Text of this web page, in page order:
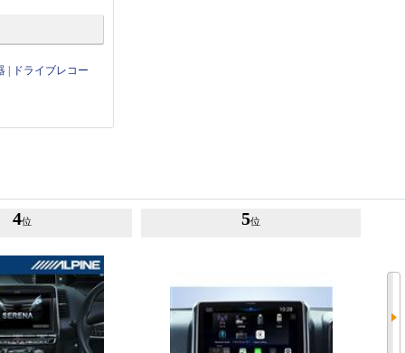
ドライブレコー
4位 5位